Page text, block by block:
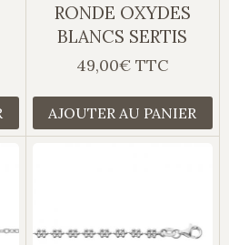
RONDE OXYDES
BLANCS SERTIS
49,00€ TTC
AJOUTER AU PANIER